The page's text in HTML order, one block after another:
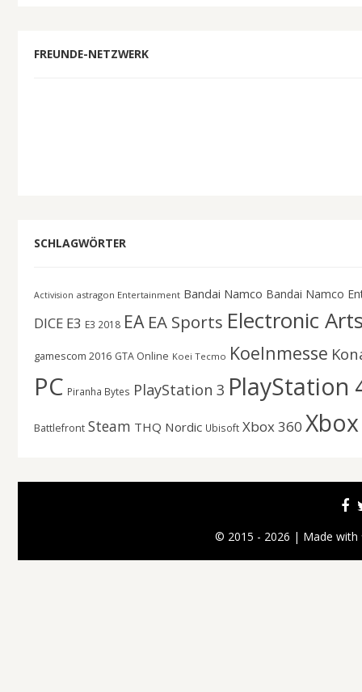
FREUNDE-NETZWERK
SCHLAGWÖRTER
Activision astragon Entertainment Bandai Namco Bandai Namco
DICE E3 E3 2018 EA EA Sports Electronic
gamescom 2016 GTA Online Koei Tecmo Koelnmesse
PC Piranha Bytes PlayStation 3 PlayStation
Battlefront Steam THQ Nordic Ubisoft Xbox 360
© 2015 - 2026 | Made